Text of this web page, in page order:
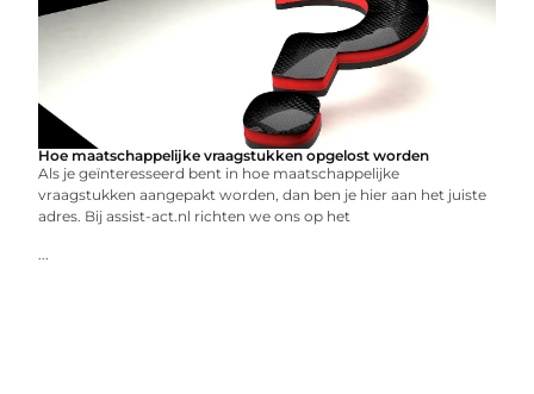
Hoe maatschappelijke vraagstukken opgelost worden
Als je geïnteresseerd bent in hoe maatschappelijke
vraagstukken aangepakt worden, dan ben je hier aan het juiste
adres. Bij assist-act.nl richten we ons op het
...